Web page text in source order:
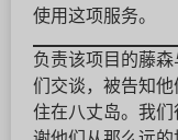
使用这项服务。
负责该项目的藤森
们交谈，被告知他
住在八丈岛。我们